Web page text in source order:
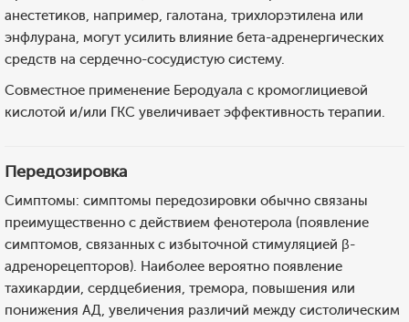
анестетиков, например, галотана, трихлорэтилена или
энфлурана, могут усилить влияние бета-адренергических
средств на сердечно-сосудистую систему.
Совместное применение Беродуала с кромоглициевой
кислотой и/или ГКС увеличивает эффективность терапии.
Передозировка
Симптомы: симптомы передозировки обычно связаны
преимущественно с действием фенотерола (появление
симптомов, связанных с избыточной стимуляцией β-
адренорецепторов). Наиболее вероятно появление
тахикардии, сердцебиения, тремора, повышения или
понижения АД, увеличения различий между систолическим